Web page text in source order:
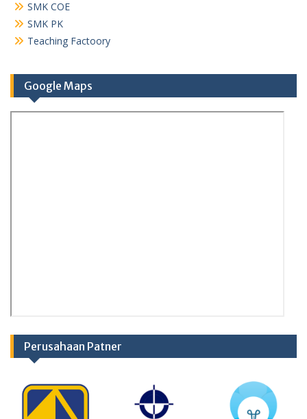
SMK COE
SMK PK
Teaching Factoory
Google Maps
Perusahaan Patner